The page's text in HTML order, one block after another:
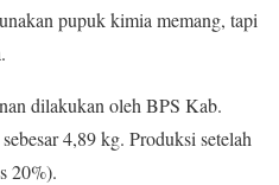
pupuk kimia memang, tapi
dilakukan oleh BPS Kab.
4,89 kg. Produksi setelah
20%).